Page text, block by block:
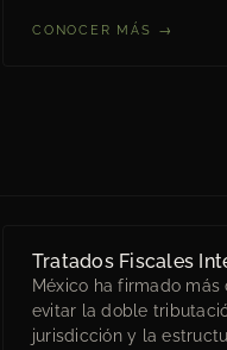
CONOCER MÁS →
Tratados Fiscales
México ha firmado
evitar la doble
jurisdicción y la